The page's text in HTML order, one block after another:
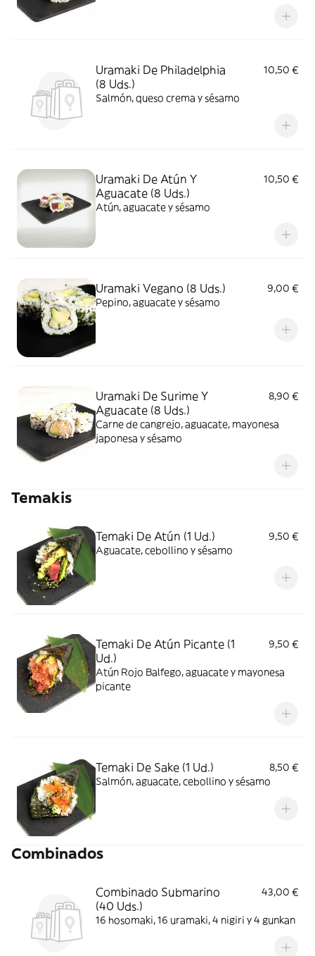
Uramaki De Philadelphia
(8 Uds.)
10,50 €
Salmón, queso crema y sésamo
Uramaki De Atún Y
Aguacate (8 Uds.)
10,50 €
Atún, aguacate y sésamo
Uramaki Vegano (8 Uds.)
9,00 €
Pepino, aguacate y sésamo
Uramaki De Surime Y
Aguacate (8 Uds.)
8,90 €
Carne de cangrejo, aguacate, mayonesa
japonesa y sésamo
Temakis
Temaki De Atún (1 Ud.)
9,50 €
Aguacate, cebollino y sésamo
Temaki De Atún Picante (1
Ud.)
9,50 €
Atún Rojo Balfego, aguacate y mayonesa
picante
Temaki De Sake (1 Ud.)
8,50 €
Salmón, aguacate, cebollino y sésamo
Combinados
Combinado Submarino
(40 Uds.)
43,00 €
16 hosomaki, 16 uramaki, 4 nigiri y 4 gunkan